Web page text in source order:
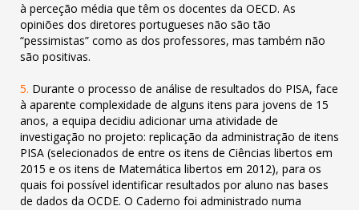
à perceção média que têm os docentes da OECD. As
opiniões dos diretores portugueses não são tão
“pessimistas” como as dos professores, mas também não
são positivas.
5. Durante o processo de análise de resultados do PISA, face
à aparente complexidade de alguns itens para jovens de 15
anos, a equipa decidiu adicionar uma atividade de
investigação no projeto: replicação da administração de itens
PISA (selecionados de entre os itens de Ciências libertos em
2015 e os itens de Matemática libertos em 2012), para os
quais foi possível identificar resultados por aluno nas bases
de dados da OCDE. O Caderno foi administrado numa